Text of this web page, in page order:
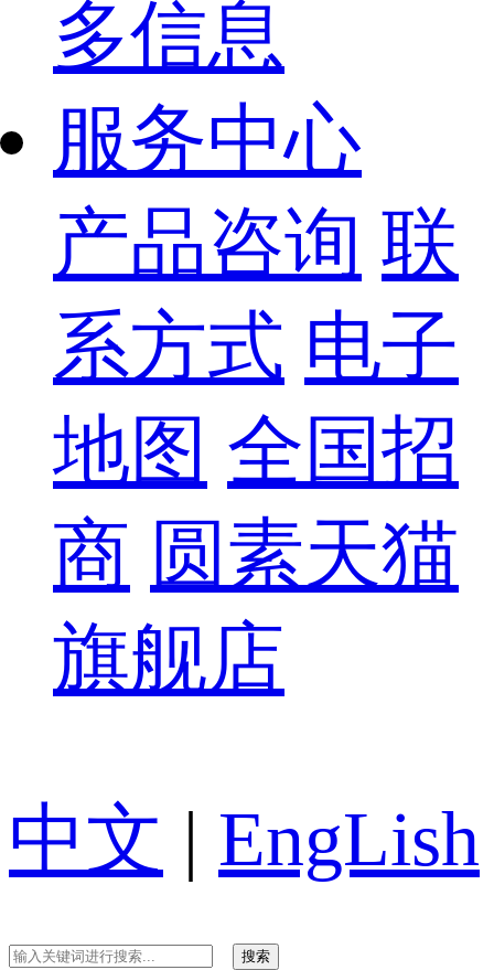
多信息
服务中心
产品咨询 联
系方式 电子
地图 全国招
商 圆素天猫
旗舰店
中文 | EngLish